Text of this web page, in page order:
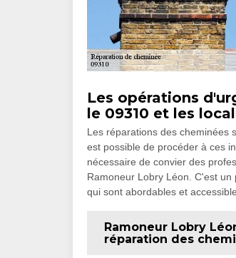
Les opérations
le 09310 et les
Les réparations des cheminées
est possible de procéder à ces
nécessaire de convier des
Ramoneur Lobry Léon. C'est
qui sont abordables et
Ramoneur Lobry
réparation des